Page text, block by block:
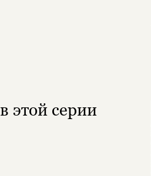
в этой серии